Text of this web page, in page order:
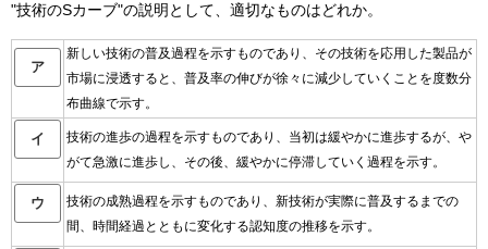
"技術のSカーブ"の説明として、適切なものはどれか。
ア
新しい技術の普及過程を示すものであり、その技術を応用した製品が
市場に浸透すると、普及率の伸びが徐々に減少していくことを度数分
布曲線で示す。
イ
技術の進歩の過程を示すものであり、当初は緩やかに進歩するが、や
がて急激に進歩し、その後、緩やかに停滞していく過程を示す。
ウ
技術の成熟過程を示すものであり、新技術が実際に普及するまでの
間、時間経過とともに変化する認知度の推移を示す。